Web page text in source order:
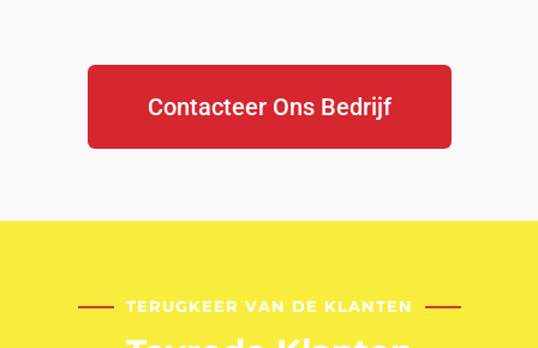
Contacteer Ons Bedrijf
TERUGKEER VAN DE KLANTEN